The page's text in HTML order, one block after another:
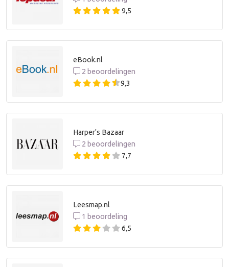
9,5
eBook.nl
2 beoordelingen
9,3
Harper's Bazaar
2 beoordelingen
7,7
Leesmap.nl
1 beoordeling
6,5